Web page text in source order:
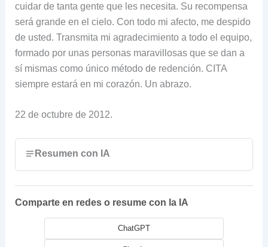
cuidar de tanta gente que les necesita. Su recompensa
será grande en el cielo. Con todo mi afecto, me despido
de usted. Transmita mi agradecimiento a todo el equipo,
formado por unas personas maravillosas que se dan a
sí mismas como único método de redención. CITA
siempre estará en mi corazón. Un abrazo.
22 de octubre de 2012.
Resumen con IA
Comparte en redes o resume con la IA
ChatGPT